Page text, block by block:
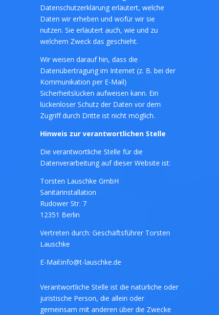
Datenschutzerklärung erläutert, welche
Daten wir erheben und wofür wir sie
nutzen. Sie erläutert auch, wie und zu
welchem Zweck das geschieht.
Wir weisen darauf hin, dass die
Datenübertragung im Internet (z. B. bei der
Kommunikation per E-Mail)
Sicherheitslücken aufweisen kann. Ein
lückenloser Schutz der Daten vor dem
Zugriff durch Dritte ist nicht möglich.
Hinweis zur verantwortlichen Stelle
Die verantwortliche Stelle für die
Datenverarbeitung auf dieser Website ist:
Torsten Lauschke GmbH
Sanitärinstallation
Rudower Str. 7
12351 Berlin
Vertreten durch: Geschäftsführer Torsten
Lauschke
E-Mail:info@t-lauschke.de
Verantwortliche Stelle ist die natürliche oder
juristische Person, die allein oder
gemeinsam mit anderen über die Zwecke